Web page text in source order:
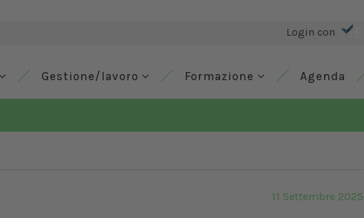
Login con
Gestione/lavoro Formazione Agenda
11 Settembre 2025